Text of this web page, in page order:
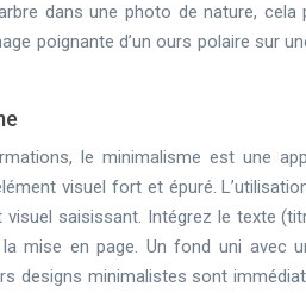
dans une photo de nature,
poignante d’un ours polaire sur
le minimalisme est une
visuel fort et épuré.
saisissant. Intégrez le texte
mise en page. Un fond uni avec
designs minimalistes sont